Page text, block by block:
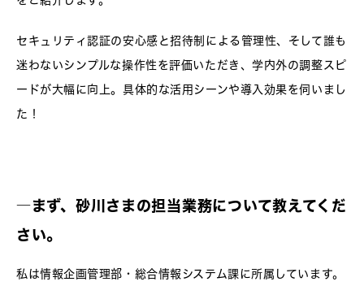
セキュリティ認証の安心感と招待制による管理性、そして誰も
迷わないシンプルな操作性を評価いただき、学内外の調整スピ
ードが大幅に向上。具体的な活用シーンや導入効果を伺いまし
た！
―まず、砂川さまの担当業務について教えてくだ
さい。
私は情報企画管理部・総合情報システム課に所属しています。